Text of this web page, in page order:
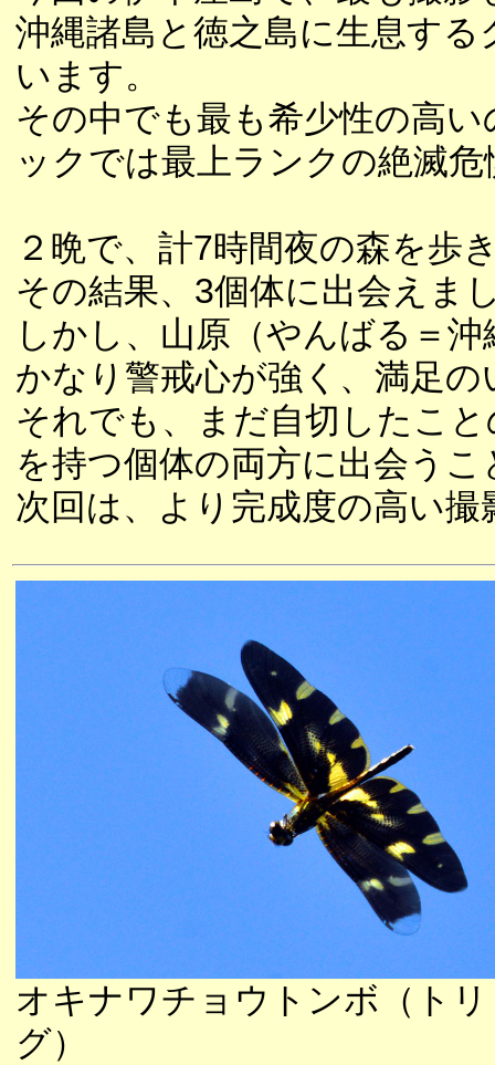
沖縄諸島と徳之島に生息す
います。
その中でも最も希少性の高
ックでは最上ランクの絶滅
２晩で、計7時間夜の森を歩
その結果、3個体に出会えま
しかし、山原（やんばる＝
かなり警戒心が強く、満足
それでも、まだ自切したこ
を持つ個体の両方に出会う
次回は、より完成度の高い
オキナワチョウトンボ（ト
グ）